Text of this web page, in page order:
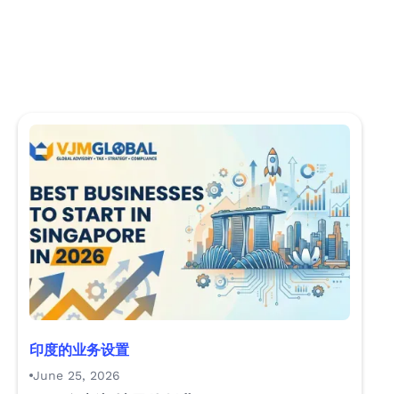
印度的业务设置
June 25, 2026